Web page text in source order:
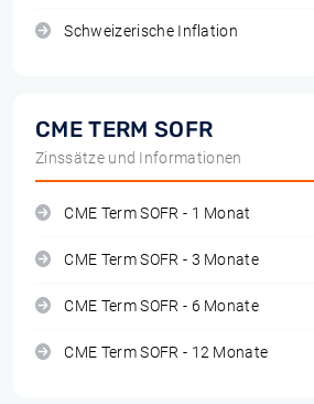
Schweizerische Inflation
CME TERM SOFR
Zinssätze und Informationen
CME Term SOFR - 1 Monat
CME Term SOFR - 3 Monate
CME Term SOFR - 6 Monate
CME Term SOFR - 12 Monate